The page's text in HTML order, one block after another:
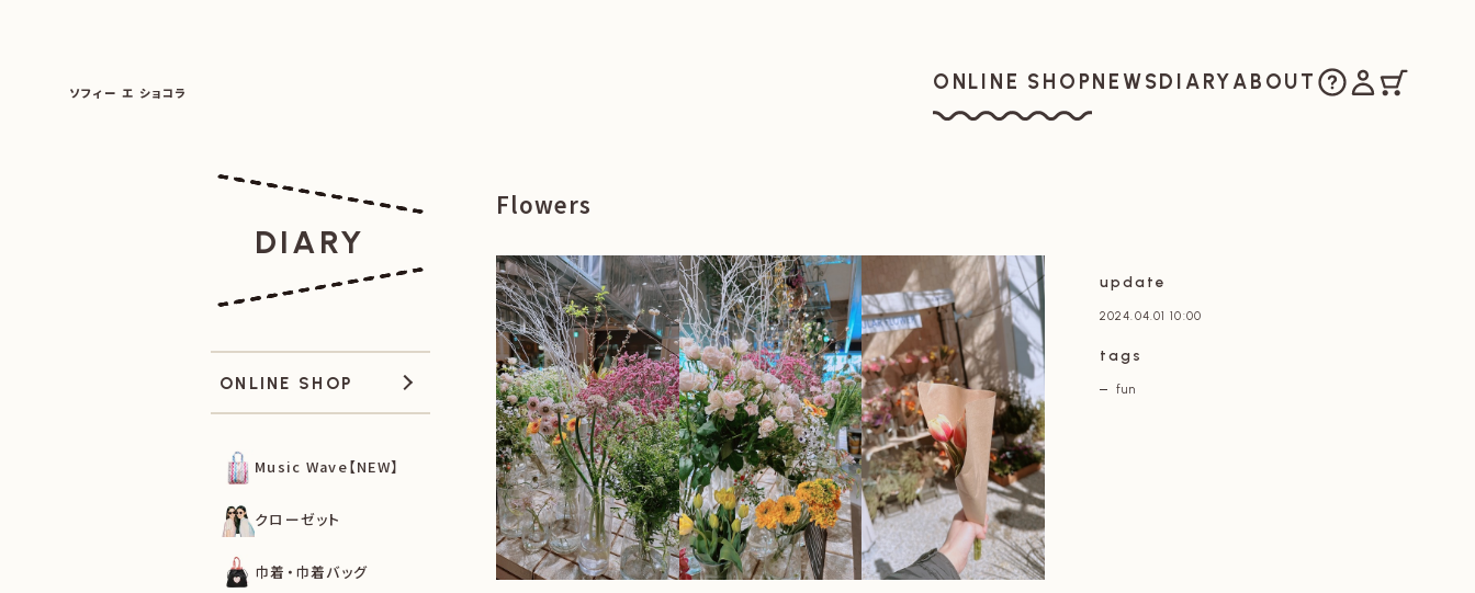
ソフィー エ ショコラ
||
ONLINE SHOP NEWSお知らせ
DIARY日記
ABOUT 私たちについて
ご購入方法
マイアカウ
DIARY
Flowers
update
2024.04.01 10:00
tags
fun
ONLINE SHOP
Music Wave【NEW】
クローゼット
巾着・巾着バッグ